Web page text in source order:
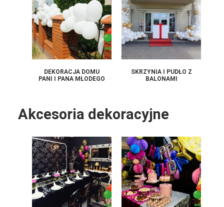
DEKORACJA DOMU
PANI I PANA MŁODEGO
SKRZYNIA I PUDŁO Z
BALONAMI
Akcesoria dekoracyjne